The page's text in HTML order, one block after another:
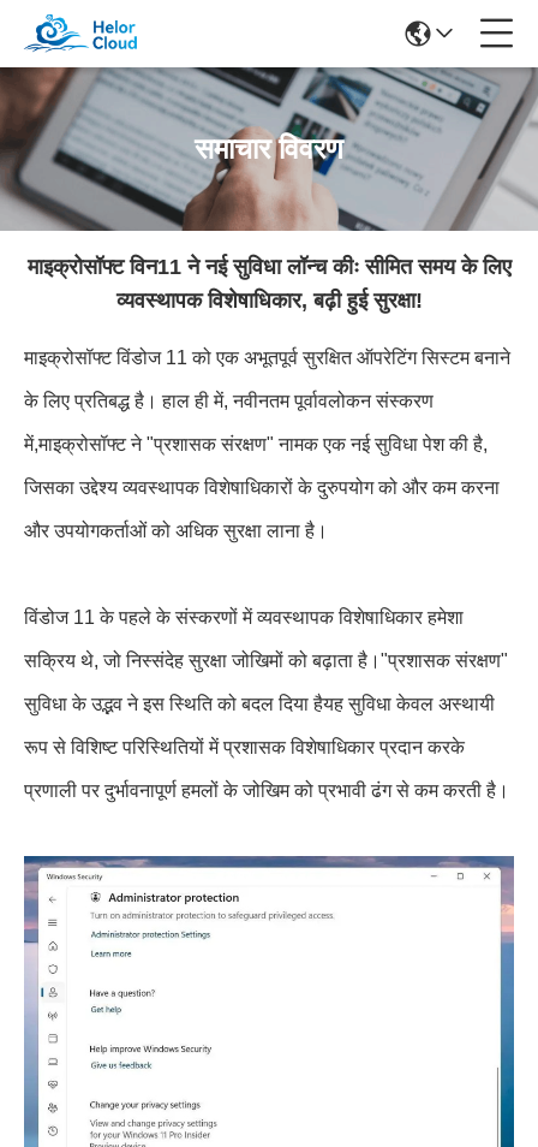
समाचार विवरण
माइक्रोसॉफ्ट विन11 ने नई सुविधा लॉन्च कीः सीमित समय के लिए
व्यवस्थापक विशेषाधिकार, बढ़ी हुई सुरक्षा!
माइक्रोसॉफ्ट विंडोज 11 को एक अभूतपूर्व सुरक्षित ऑपरेटिंग सिस्टम बनाने
के लिए प्रतिबद्ध है। हाल ही में, नवीनतम पूर्वावलोकन संस्करण
में,माइक्रोसॉफ्ट ने "प्रशासक संरक्षण" नामक एक नई सुविधा पेश की है,
जिसका उद्देश्य व्यवस्थापक विशेषाधिकारों के दुरुपयोग को और कम करना
और उपयोगकर्ताओं को अधिक सुरक्षा लाना है।
विंडोज 11 के पहले के संस्करणों में व्यवस्थापक विशेषाधिकार हमेशा
सक्रिय थे, जो निस्संदेह सुरक्षा जोखिमों को बढ़ाता है।"प्रशासक संरक्षण"
सुविधा के उद्भव ने इस स्थिति को बदल दिया हैयह सुविधा केवल अस्थायी
रूप से विशिष्ट परिस्थितियों में प्रशासक विशेषाधिकार प्रदान करके
प्रणाली पर दुर्भावनापूर्ण हमलों के जोखिम को प्रभावी ढंग से कम करती है।